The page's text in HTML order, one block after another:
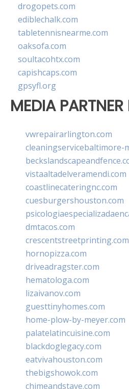
drogopets.com
ediblechalk.com
tabletennisnearme.com
oaksofa.com
soultacohtx.com
capishcaps.com
gpsyfl.org
MEDIA PARTNER
vwrepairarlington.com
cleaningservicebaltimore-
vistaaltadelveramendi.com
coastlinecateringnc.com
cuesburgershouston.com
dmtacos.com
crescentstreetprinting.com
hornopizza.com
driveadragster.com
hematologa.com
lizaivanov.com
guesttinyhomes.com
home-plow-by-meyer.com
palatelatincuisine.com
blackdoglegacy.com
eatvivahouston.com
thebigshowok.com
chimeandstave.com